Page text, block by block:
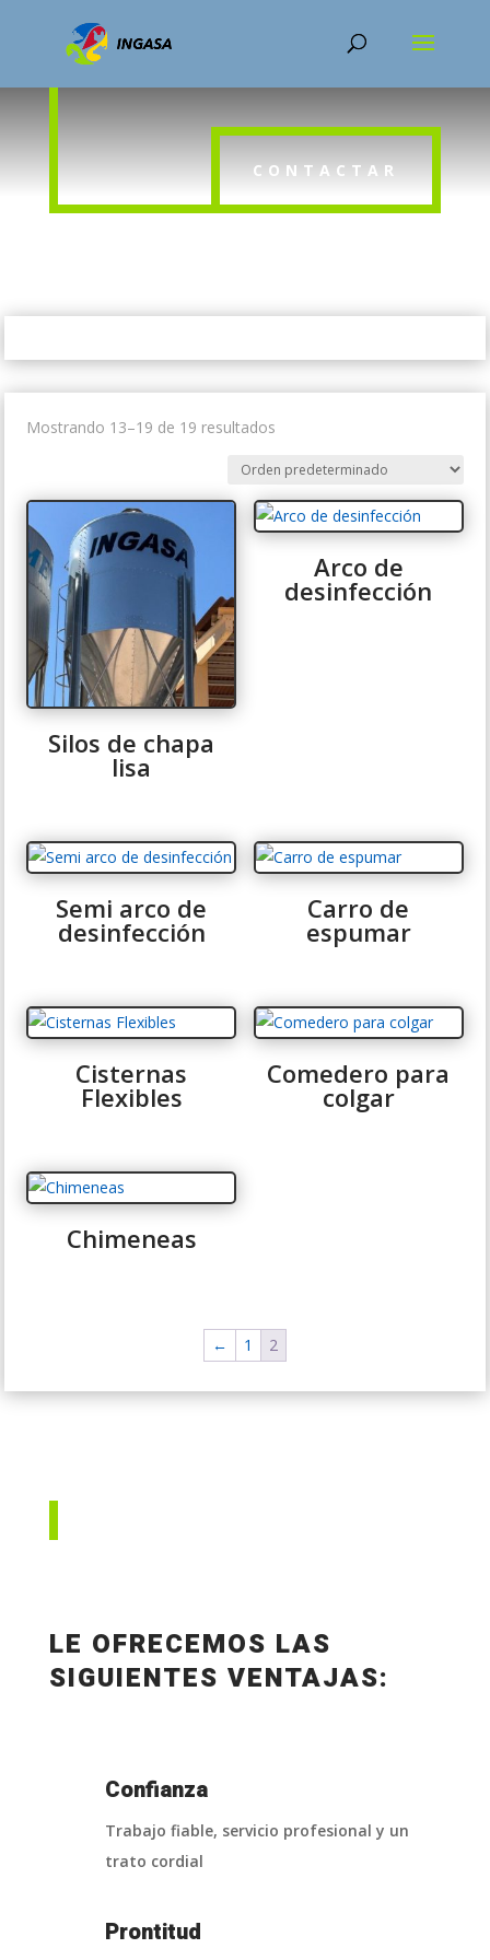
PRODUCTOS
CONTACTAR
Mostrando 13–19 de 19 resultados
Silos de chapa
lisa
Arco de
desinfección
Semi arco de
desinfección
Carro de
espumar
Cisternas
Flexibles
Comedero para
colgar
Chimeneas
← 1 2
LE OFRECEMOS LAS
SIGUIENTES VENTAJAS:
Confianza
Trabajo fiable, servicio profesional y un
trato cordial
Prontitud